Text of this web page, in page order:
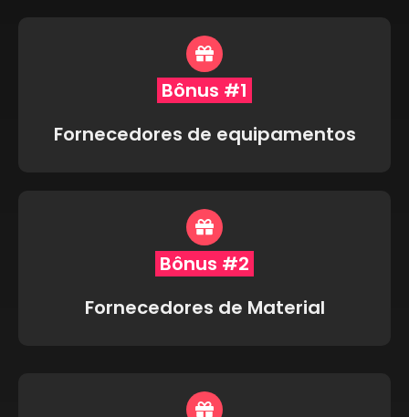
Bônus #1
Fornecedores de equipamentos
Bônus #2
Fornecedores de Material